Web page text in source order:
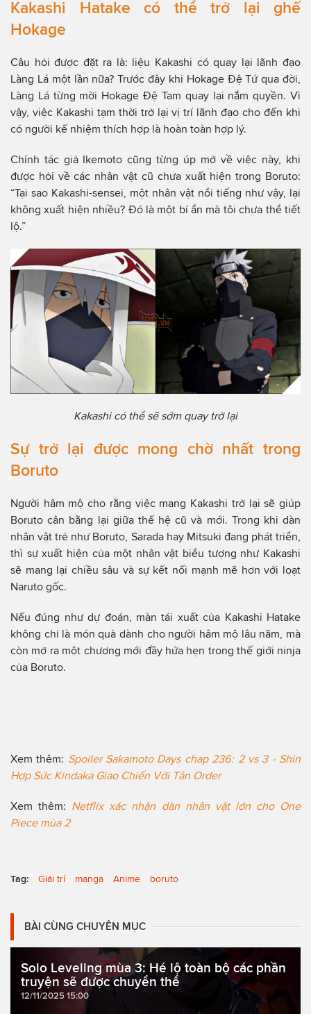
Kakashi Hatake có thể trở lại ghế
Hokage
Câu hỏi được đặt ra là: liệu Kakashi có quay lại lãnh đạo
Làng Lá một lần nữa? Trước đây khi Hokage Đệ Tứ qua đời,
Làng Lá từng mời Hokage Đệ Tam quay lại nắm quyền. Vì
vậy, việc Kakashi tạm thời trở lại vị trí lãnh đạo cho đến khi
có người kế nhiệm thích hợp là hoàn toàn hợp lý.
Chính tác giả Ikemoto cũng từng úp mở về việc này, khi
được hỏi về các nhân vật cũ chưa xuất hiện trong Boruto:
“Tại sao Kakashi-sensei, một nhân vật nổi tiếng như vậy, lại
không xuất hiện nhiều? Đó là một bí ẩn mà tôi chưa thể tiết
lộ.”
Kakashi có thể sẽ sớm quay trở lại
Sự trở lại được mong chờ nhất trong
Boruto
Người hâm mộ cho rằng việc mang Kakashi trở lại sẽ giúp
Boruto cân bằng lại giữa thế hệ cũ và mới. Trong khi dàn
nhân vật trẻ như Boruto, Sarada hay Mitsuki đang phát triển,
thì sự xuất hiện của một nhân vật biểu tượng như Kakashi
sẽ mang lại chiều sâu và sự kết nối mạnh mẽ hơn với loạt
Naruto gốc.
Nếu đúng như dự đoán, màn tái xuất của Kakashi Hatake
không chỉ là món quà dành cho người hâm mộ lâu năm, mà
còn mở ra một chương mới đầy hứa hẹn trong thế giới ninja
của Boruto.
Xem thêm: Spoiler Sakamoto Days chap 236: 2 vs 3 - Shin
Hợp Sức Kindaka Giao Chiến Với Tân Order
Xem thêm: Netflix xác nhận dàn nhân vật lớn cho One
Piece mùa 2
Tag: Giải trí manga Anime boruto
BÀI CÙNG CHUYÊN MỤC
Solo Leveling mùa 3: Hé lộ toàn bộ các phần
truyện sẽ được chuyển thể
12/11/2025 15:00